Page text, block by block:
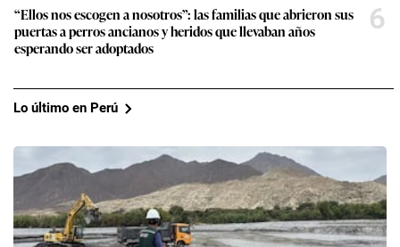
“Ellos nos escogen a nosotros”: las familias que abrieron sus
puertas a perros ancianos y heridos que llevaban años
esperando ser adoptados
6
Lo último en Perú